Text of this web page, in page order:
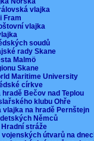
vlajka
Fram
vlajka
soudů
rady Skane
Malmö
Skane
Maritime University
církve
hradě Bečov nad Teplou
klubu Ohře
vlajka na hradě Pernštejn
Němců
stráže
vojenských útvarů na